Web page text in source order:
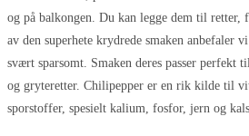
og på balkongen. Du kan legge dem til retter,
av den superhete krydrede smaken anbefaler
svært sparsomt. Smaken deres passer perfekt
og gryteretter. Chilipepper er en rik kilde til
sporstoffer, spesielt kalium, fosfor, jern og